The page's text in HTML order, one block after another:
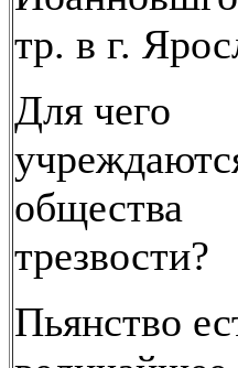
тр. в г.
Для чего
общества
трезвости?
Пьянство